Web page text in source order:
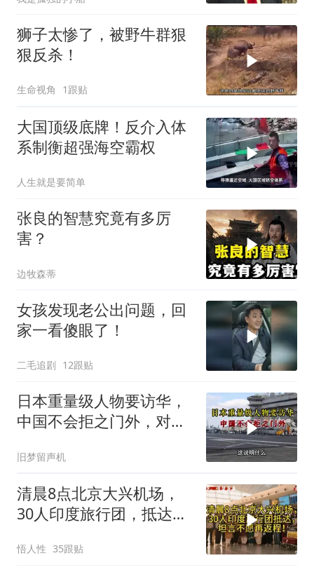
狮子太惨了，被野牛群狠
狠反杀！
生命视角 1跟贴
大国顶级底牌！反介入体
系制衡超强海空霸权
人生就是要简单
张良的智慧究竟有多厉
害？
边牧森蒂
女孩发现老公出问题，回
家一看傻眼了！
二毛追剧 12跟贴
日本重量级人物要访华，
中国不会拒之门外，对日
旧梦留声机
清晨8点北京大兴机场，
30人印度旅行团，抵达，
悟人性 35跟贴